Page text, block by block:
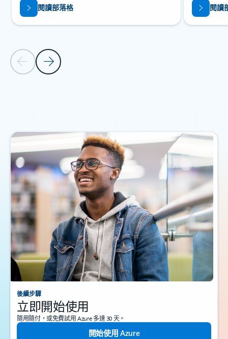
上一張投影片下一張投影片
閱讀部落格 閱讀
後續步驟
立即開始使用
隨用隨付，或免費試用 Azure 多達 30 天。
開始使用 Azure